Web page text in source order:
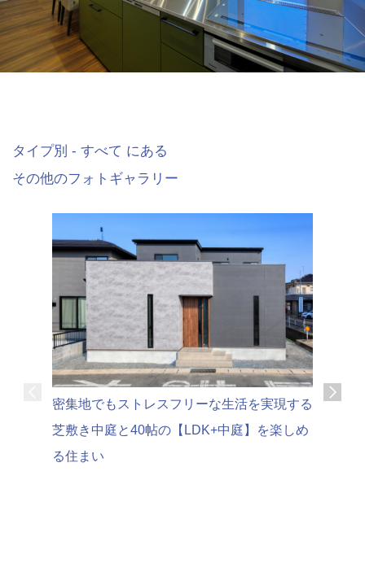
タイプ別 - すべて にある
その他のフォトギャラリー
密集地でもストレスフリーな生活を実現する
芝敷き中庭と40帖の【LDK+中庭】を楽しめ
る住まい
可変性